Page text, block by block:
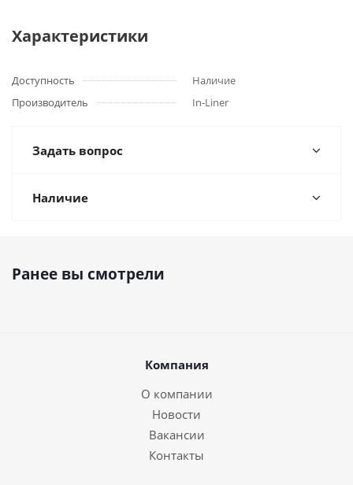
Характеристики
Доступность
Наличие
Производитель
In-Liner
Задать вопрос
Наличие
Ранее вы смотрели
Компания
О компании
Новости
Вакансии
Контакты